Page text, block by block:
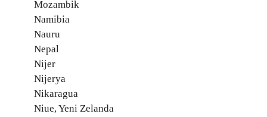
Mozambik
Namibia
Nauru
Nepal
Nijer
Nijerya
Nikaragua
Niue, Yeni Zelanda